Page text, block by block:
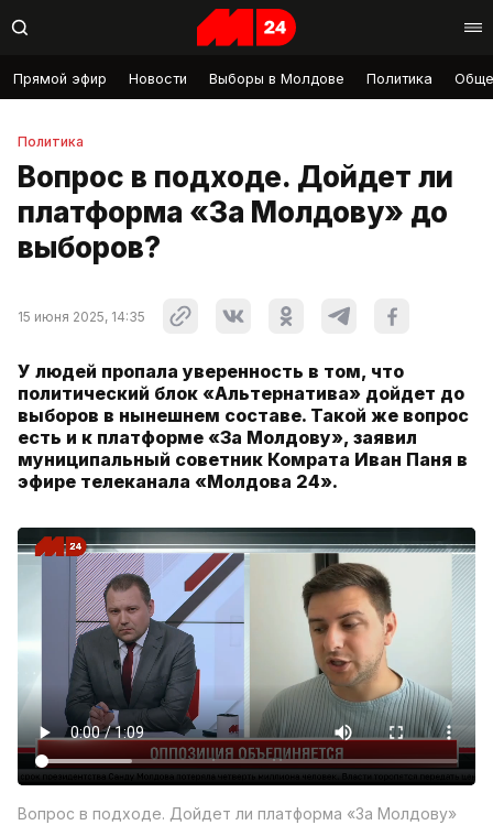
Прямой эфир Новости Выборы в Молдове Политика
Политика
Вопрос в подходе. Дойдет ли
платформа «За Молдову» до
выборов?
15 июня 2025, 14:35
У людей пропала уверенность в том, что
политический блок «Альтернатива» дойдет до
выборов в нынешнем составе. Такой же вопрос
есть и к платформе «За Молдову», заявил
муниципальный советник Комрата Иван Паня в
эфире телеканала «Молдова 24».
Вопрос в подходе. Дойдет ли платформа «За Молдову»